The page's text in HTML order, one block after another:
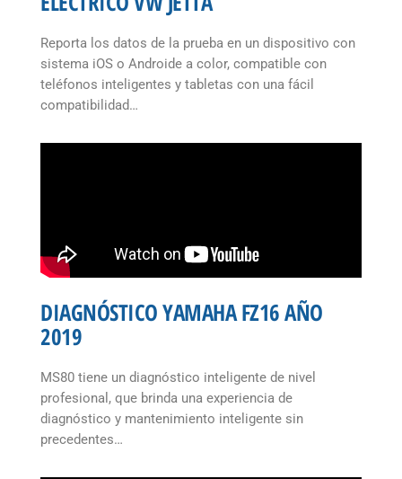
Reporta los datos de la prueba en un dispositivo con
sistema iOS o Androide a color, compatible con
teléfonos inteligentes y tabletas con una fácil
compatibilidad…
DIAGNÓSTICO YAMAHA FZ16 AÑO
2019
MS80 tiene un diagnóstico inteligente de nivel
profesional, que brinda una experiencia de
diagnóstico y mantenimiento inteligente sin
precedentes…